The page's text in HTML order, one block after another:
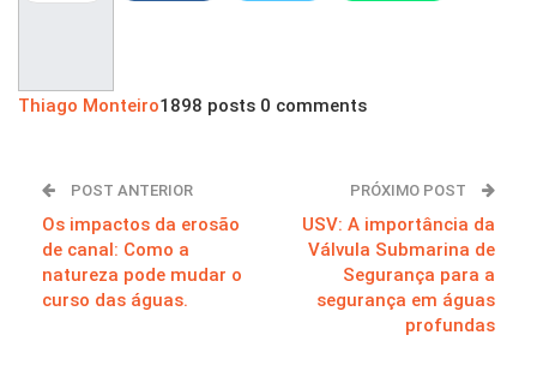
Thiago Monteiro1898 posts 0 comments
POST ANTERIOR
Os impactos da erosão
de canal: Como a
natureza pode mudar o
curso das águas.
PRÓXIMO POST
USV: A importância da
Válvula Submarina de
Segurança para a
segurança em águas
profundas